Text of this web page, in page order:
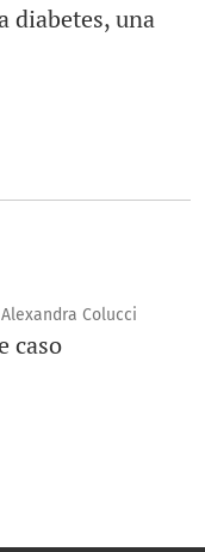
diabetes, una
Colucci
caso